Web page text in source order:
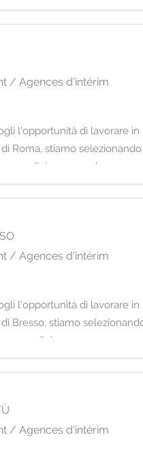
/ Agences d'intérim
l'opportunità di lavorare
Roma, stiamo
di ricerca e sele
/ Agences d'intérim
l'opportunità di lavorare
Bresso, stiamo
di ricerca e
/ Agences d'intérim